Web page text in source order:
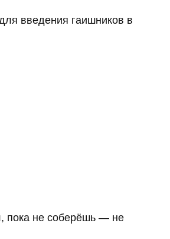
введения гаишников в
пока не соберёшь — не